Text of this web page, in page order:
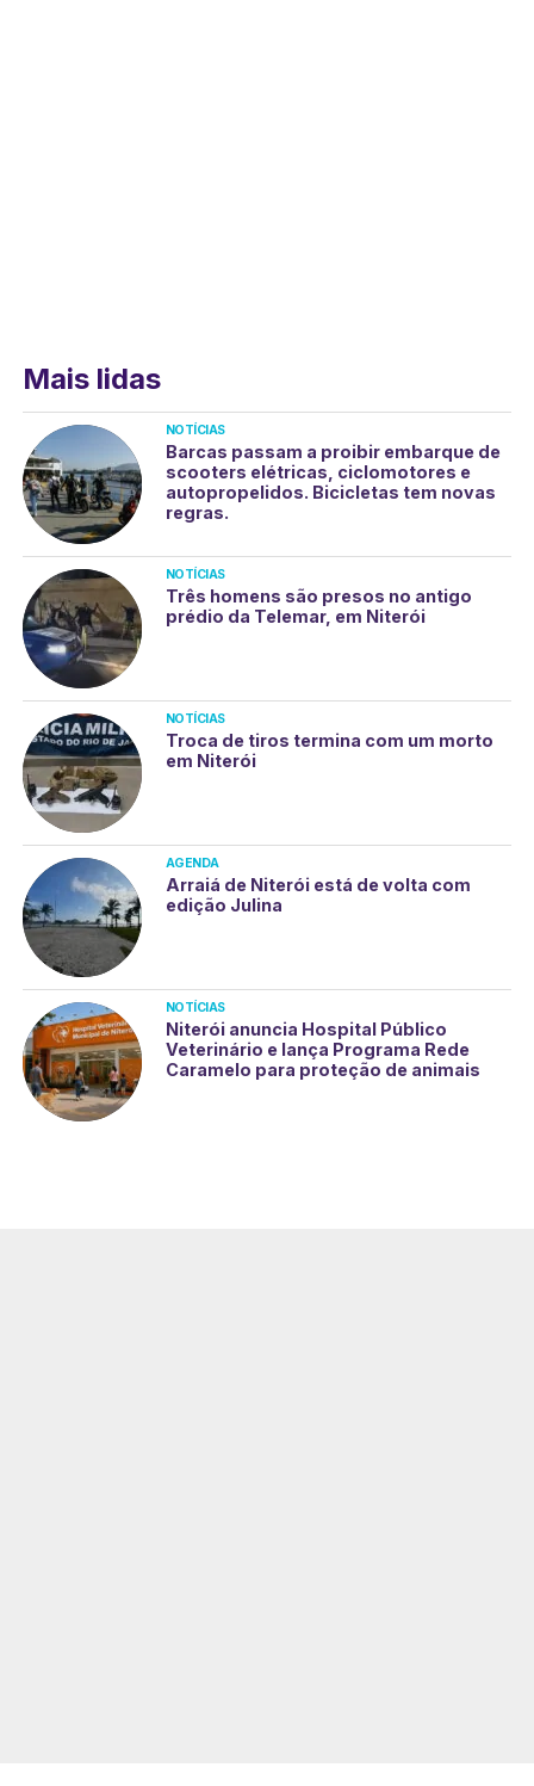
Mais lidas
NOTÍCIAS
Barcas passam a proibir embarque de
scooters elétricas, ciclomotores e
autopropelidos. Bicicletas tem novas
regras.
NOTÍCIAS
Três homens são presos no antigo
prédio da Telemar, em Niterói
NOTÍCIAS
Troca de tiros termina com um morto
em Niterói
AGENDA
Arraiá de Niterói está de volta com
edição Julina
NOTÍCIAS
Niterói anuncia Hospital Público
Veterinário e lança Programa Rede
Caramelo para proteção de animais